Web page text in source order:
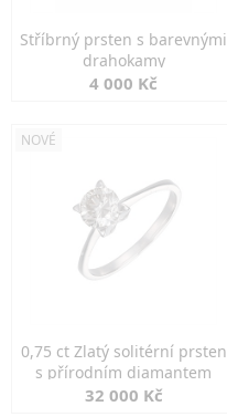
Stříbrný prsten s barevnými
drahokamy
4 000 Kč
NOVÉ
0,75 ct Zlatý solitérní prsten
s přírodním diamantem
32 000 Kč